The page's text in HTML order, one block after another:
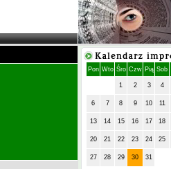
Pon Wto Śro Czw Pią Sob
1 2 3 4
6 7 8 9 10 11
13 14 15 16 17 18
20 21 22 23 24 25
27 28 29 30 31